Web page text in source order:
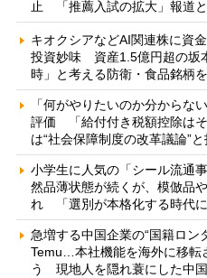
止 「推薦入試の拡大」報道
キオクシアなどAI関連株に資
投資妙味 資産1.5億円超の坂
時」と考える防衛・食品銘柄
「何がやりたいのか分からな
評価 「給付付き税額控除は
は“社会保障制度の改革議論”
小学生に人気の「シール流通
然品薄状態が続くが、模倣品
れ 「選別が本格化する時代に
急増する中国企業の“国籍ロン
Temu…本社機能を海外に移転
う 現地人を隠れ蓑にした中